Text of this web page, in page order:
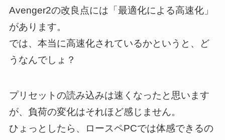
Avenger2の改良点には「最適化による高速化」
があります。
では、本当に高速化されているかというと、ど
うなんでしょ？
プリセットの読み込みは速くなったと思います
が、負荷の変化はそれほど感じません。
ひょっとしたら、ロースペPCでは体感できるの